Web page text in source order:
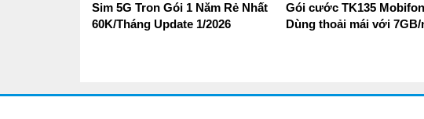
Sim 5G Tron Gói 1 Năm Rẻ Nhất
60K/Tháng Update 1/2026
Gói cước TK135
Dùng thoải mái với 7GB/